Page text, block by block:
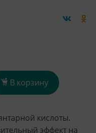
В корзину
кислоты.
эффект на